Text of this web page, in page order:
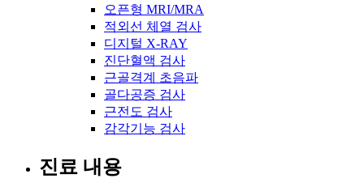
오픈형 MRI/MRA
적외선 체열 검사
디지털 X-RAY
진단혈액 검사
근골격계 초음파
골다공증 검사
근전도 검사
감각기능 검사
진료 내용